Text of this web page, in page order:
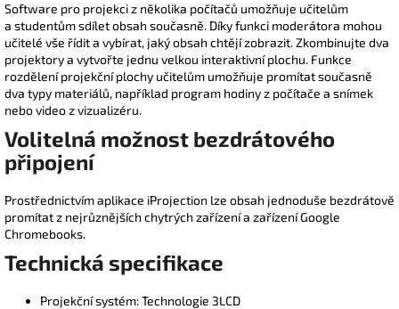
Software pro projekci z několika počítačů umožňuje učitelům
a studentům sdílet obsah současně. Díky funkci moderátora mohou
učitelé vše řídit a vybírat, jaký obsah chtějí zobrazit. Zkombinujte dva
projektory a vytvořte jednu velkou interaktivní plochu. Funkce
rozdělení projekční plochy učitelům umožňuje promítat současně
dva typy materiálů, například program hodiny z počítače a snímek
nebo video z vizualizéru.
Volitelná možnost bezdrátového
připojení
Prostřednictvím aplikace iProjection lze obsah jednoduše bezdrátově
promítat z nejrůznějších chytrých zařízení a zařízení Google
Chromebooks.
Technická specifikace
Projekční systém: Technologie 3LCD